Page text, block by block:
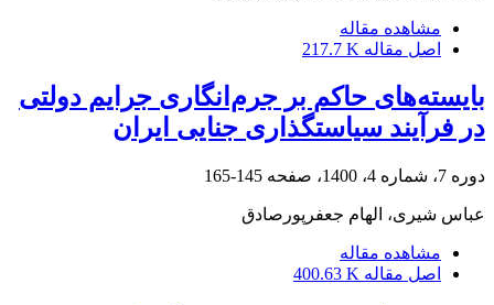
مشاهده مقاله
اصل مقاله 217.7 K
بایسته‌های حاکم بر جرم‌انگاری جرایم دولتی
در فرآیند سیاستگذاری جنایی ایران
دوره 7، شماره 4، 1400، صفحه 145-165
عباس شیری، الهام جعفرپورصادق
مشاهده مقاله
اصل مقاله 400.63 K